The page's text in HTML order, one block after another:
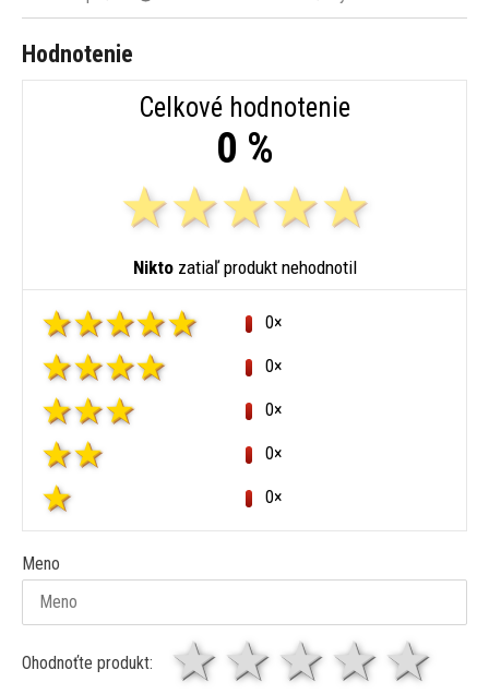
Hodnotenie
Celkové hodnotenie
0 %
Niktozatiaľ produkt nehodnotil
0×
0×
0×
0×
0×
Meno
Ohodnoťte produkt: 4
3
2 hviezdy
1 hviezda